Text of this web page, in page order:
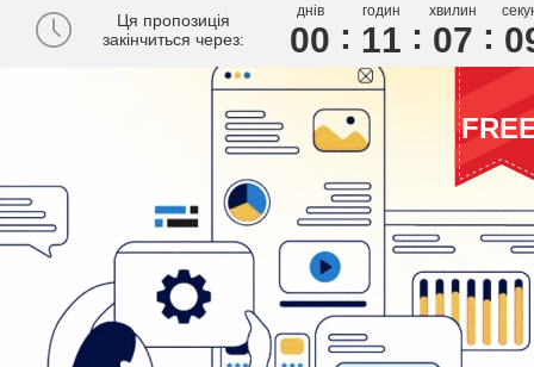
Ця пропозиція
закінчиться через:
днів
00
годин
11
хвилин
07 0